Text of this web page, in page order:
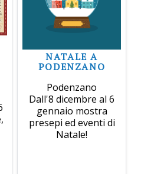
NATALE A
PODENZANO
Podenzano
Dall'8 dicembre al 6
gennaio mostra
presepi ed eventi di
Natale!